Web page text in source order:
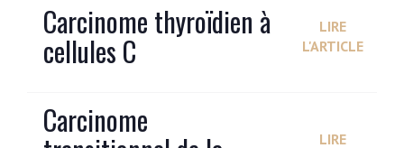
Carcinome thyroïdien à
cellules C
LIRE
L'ARTICLE
Carcinome
LIRE